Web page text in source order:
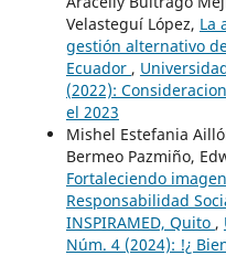
Velasteguí López, La
gestión alternativo
Ecuador ,
(2022):
el 2023
Mishel Estefania
Bermeo Pazmiño,
Fortaleciendo
Responsabilidad
INSPIRAMED, Quito ,
Núm. 4 (2024): !¿